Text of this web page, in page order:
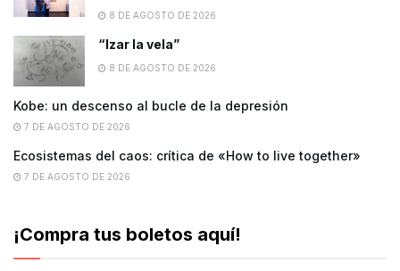
8 DE AGOSTO DE 2026
“Izar la vela”
8 DE AGOSTO DE 2026
Kobe: un descenso al bucle de la depresión
7 DE AGOSTO DE 2026
Ecosistemas del caos: crítica de «How to live together»
7 DE AGOSTO DE 2026
¡Compra tus boletos aquí!